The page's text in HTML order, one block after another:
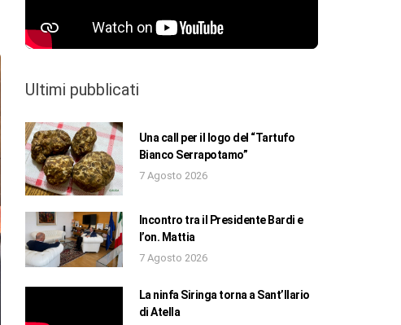
Ultimi pubblicati
Una call per il logo del “Tartufo
Bianco Serrapotamo”
7 Agosto 2026
Incontro tra il Presidente Bardi e
l’on. Mattia
7 Agosto 2026
La ninfa Siringa torna a Sant’Ilario
di Atella